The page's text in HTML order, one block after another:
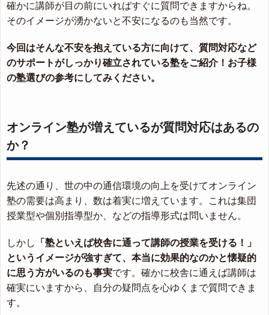
確かに講師が目の前にいればすぐに質問できますからね。
そのイメージが湧かないと不安になるのも当然です。
今回はそんな不安を抱えている方に向けて、質問対応など
のサポートがしっかり確立されている塾をご紹介！お子様
の塾選びの参考にしてみください。
オンライン塾が増えているが質問対応はあるの
か？
先述の通り、世の中の通信環境の向上を受けてオンライン
塾の需要は高まり、数は着実に増えています。これは集団
授業型や個別指導型か、などの指導形式は問いません。
しかし
「塾といえば校舎に通って講師の授業を受ける！」
というイメージが強すぎて、本当に効果的なのかと懐疑的
に思う方がいるのも事実です。確かに校舎に通えば講師は
確実にいますから、自分の疑問点を心ゆくまで質問できま
す。